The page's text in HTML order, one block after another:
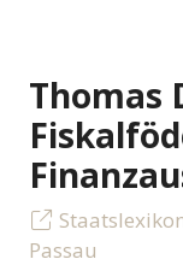
Thomas
Passau